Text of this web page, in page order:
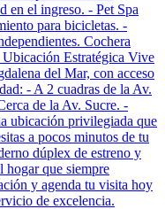
en el ingreso. - Pet Spa
para bicicletas. -
Cochera
Estratégica Vive
del Mar, con acceso
- A 2 cuadras de la Av.
de la Av. Sucre. -
ubicación privilegiada que
a pocos minutos de tu
dúplex de estreno y
hogar que siempre
y agenda tu visita hoy
de excelencia.